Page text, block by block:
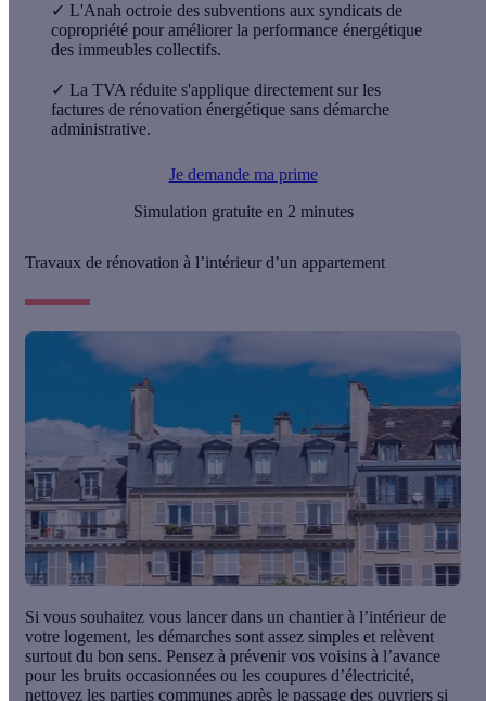
✓ L'Anah octroie des subventions aux syndicats de
copropriété pour améliorer la performance énergétique
des immeubles collectifs.
✓ La TVA réduite s'applique directement sur les
factures de rénovation énergétique sans démarche
administrative.
Je demande ma prime
Simulation gratuite en 2 minutes
Travaux de rénovation à l’intérieur d’un appartement
Si vous souhaitez vous lancer dans un chantier à l’intérieur de
votre logement, les démarches sont assez simples et relèvent
surtout du bon sens. Pensez à prévenir vos voisins à l’avance
pour les bruits occasionnées ou les coupures d’électricité,
nettoyez les parties communes après le passage des ouvriers si